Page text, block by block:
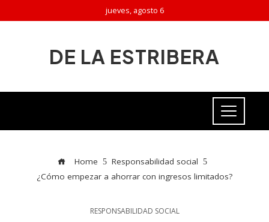
jueves, agosto 6
DE LA ESTRIBERA
Home
Responsabilidad social
¿Cómo empezar a ahorrar con ingresos limitados?
RESPONSABILIDAD SOCIAL